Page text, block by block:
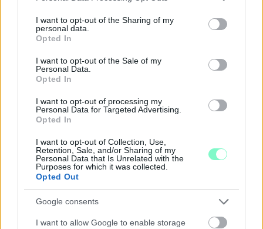
not limited to your visit or usage behaviour. You may click to
grant or deny consent to Google and its third-party tags to
use your data for below specified purposes in below Google
consent section.
I want to opt-out of the Sharing of my
personal data.
Opted In
I want to opt-out of the Sale of my
Personal Data.
Opted In
I want to opt-out of processing my
Personal Data for Targeted Advertising.
Opted In
I want to opt-out of Collection, Use,
Retention, Sale, and/or Sharing of my
Personal Data that Is Unrelated with the
Purposes for which it was collected.
Opted Out
Google consents
I want to allow Google to enable storage
HŐSÉGRIASZTÁST, A KÖVETKEZŐ 48 ÓRA LEHET A
LEGKRITIKUSABB AZ ENERGIAELLÁTÁS
SZEMPONTJÁBÓL, DE AZ UTOLSÓ PAKSI TURBINA
A Védelmi Munkacsoport szerint egyelőre stabil az ország
a lakosságot és a nagyfogyasztókat.
Szólj hozzá!